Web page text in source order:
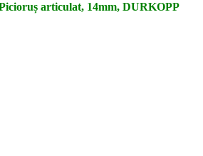
articulat, 14mm, DURKOPP